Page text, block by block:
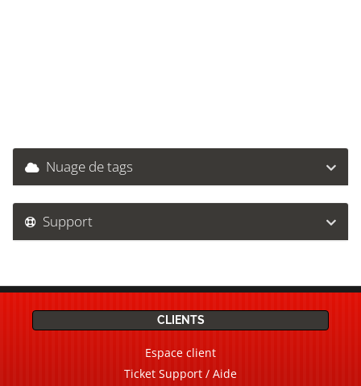
Nuage de tags
Support
CLIENTS
Espace client
Ticket Support / Aide